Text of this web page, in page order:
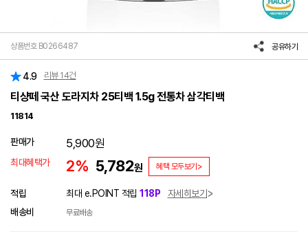
상품번호 B0266487 공유하기
4.9 리뷰 14건
티샹떼 국산 도라지차 25티백 1.5g 전통차 삼각티백
11814
판매가 5,900원
최대혜택가 2% 5,782원 혜택 모두보기>
적립 최대 e.POINT 적립 118P
자세히보기
배송비
무료배송